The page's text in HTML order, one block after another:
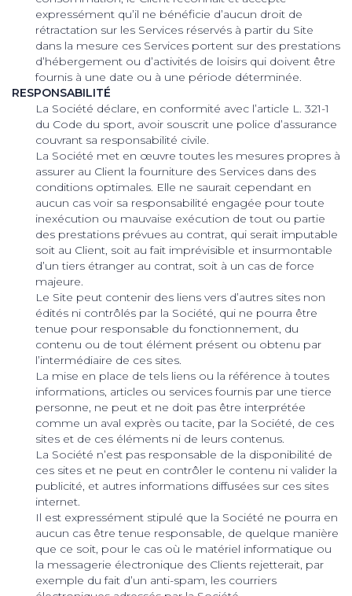
expressément qu’il ne bénéficie d’aucun droit de
rétractation sur les Services réservés à partir du Site
dans la mesure ces Services portent sur des prestations
d’hébergement ou d’activités de loisirs qui doivent être
fournis à une date ou à une période déterminée.
RESPONSABILITÉ
La Société déclare, en conformité avec l’article L. 321-1
du Code du sport, avoir souscrit une police d’assurance
couvrant sa responsabilité civile.
La Société met en œuvre toutes les mesures propres à
assurer au Client la fourniture des Services dans des
conditions optimales. Elle ne saurait cependant en
aucun cas voir sa responsabilité engagée pour toute
inexécution ou mauvaise exécution de tout ou partie
des prestations prévues au contrat, qui serait imputable
soit au Client, soit au fait imprévisible et insurmontable
d’un tiers étranger au contrat, soit à un cas de force
majeure.
Le Site peut contenir des liens vers d’autres sites non
édités ni contrôlés par la Société, qui ne pourra être
tenue pour responsable du fonctionnement, du
contenu ou de tout élément présent ou obtenu par
l’intermédiaire de ces sites.
La mise en place de tels liens ou la référence à toutes
informations, articles ou services fournis par une tierce
personne, ne peut et ne doit pas être interprétée
comme un aval exprès ou tacite, par la Société, de ces
sites et de ces éléments ni de leurs contenus.
La Société n’est pas responsable de la disponibilité de
ces sites et ne peut en contrôler le contenu ni valider la
publicité, et autres informations diffusées sur ces sites
internet.
Il est expressément stipulé que la Société ne pourra en
aucun cas être tenue responsable, de quelque manière
que ce soit, pour le cas où le matériel informatique ou
la messagerie électronique des Clients rejetterait, par
exemple du fait d’un anti-spam, les courriers